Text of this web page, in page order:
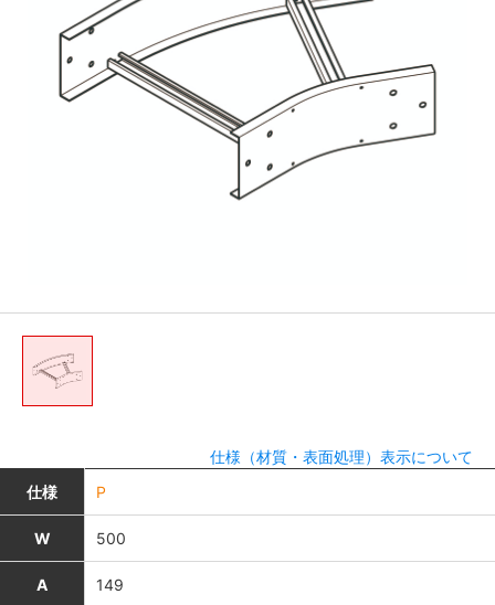
仕様（材質・表面処理）表示について
仕様
P
W 500
A 149